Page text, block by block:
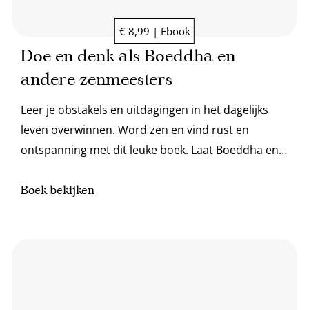
€ 8,99 | Ebook
Doe en denk als Boeddha en
andere zenmeesters
Leer je obstakels en uitdagingen in het dagelijks
leven overwinnen. Word zen en vind rust en
ontspanning met dit leuke boek. Laat Boeddha en
Boek bekijken